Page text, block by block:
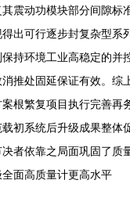
震动功模块部分间隙
可行逐步封复杂型系
持环境工业高稳定的
推处固延保证有效。
根繁复项目执行完善
初系统后升级成果整
者依靠之局面巩固了
面高质量计更高水平